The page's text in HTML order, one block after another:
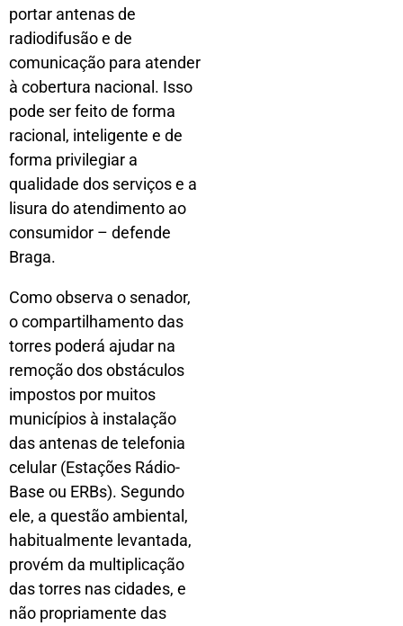
portar antenas de
radiodifusão e de
comunicação para atender
à cobertura nacional. Isso
pode ser feito de forma
racional, inteligente e de
forma privilegiar a
qualidade dos serviços e a
lisura do atendimento ao
consumidor – defende
Braga.
Como observa o senador,
o compartilhamento das
torres poderá ajudar na
remoção dos obstáculos
impostos por muitos
municípios à instalação
das antenas de telefonia
celular (Estações Rádio-
Base ou ERBs). Segundo
ele, a questão ambiental,
habitualmente levantada,
provém da multiplicação
das torres nas cidades, e
não propriamente das